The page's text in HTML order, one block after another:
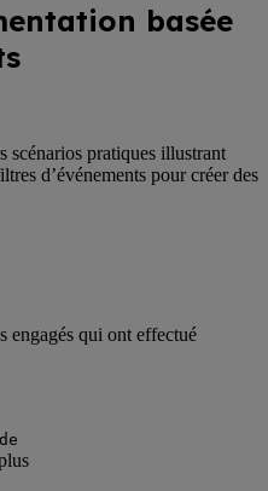
basée
scénarios pratiques illustrant
d’événements pour créer des
engagés qui ont effectué